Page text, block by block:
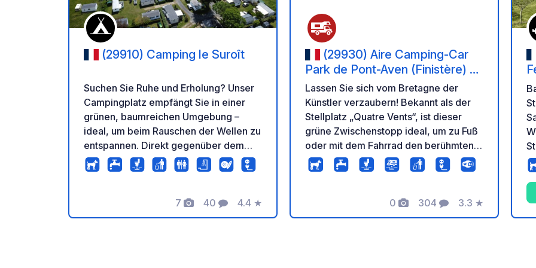
(29910) Camping le Suroît
Suchen Sie Ruhe und Erholung? Unser
Campingplatz empfängt Sie in einer
grünen, baumreichen Umgebung –
ideal, um beim Rauschen der Wellen zu
entspannen. Direkt gegenüber dem
Strand gelegen, genießen Sie einen
wunderschönen Ausblick und direkten
des Friedens für Ihren Aufenthalt mit
dem Wohnmobil oder Campervan.
7
Fotos
40
Kommentare
4.4
Bewertung
★
(29930) Aire Camping-Car
Park de Pont-Aven (Finistère) –
Cité des Peintres et Gorges de
l'Aven
Lassen Sie sich vom Bretagne der
Künstler verzaubern! Bekannt als der
Stellplatz „Quatre Vents“, ist dieser
grüne Zwischenstopp ideal, um zu Fuß
oder mit dem Fahrrad den berühmten
Hafen von Pont-Aven, seine
Kunstgalerien, Mühlen und die
Flusses zu erreichen. Der Stellplatz
bietet moderne Einrichtungen: ebene
0
Fotos
304
Kommentare
3.3
Bewertung
★
€/